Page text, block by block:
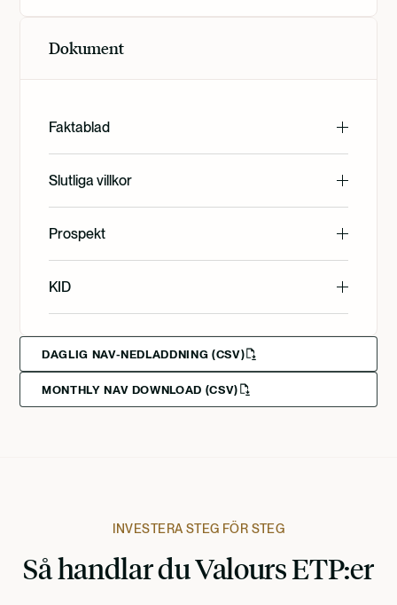
Dokument
Faktablad
English
Svenska
Slutliga villkor
English
Svenska
Prospekt
English
KID
English
Svenska
Suomi
DAGLIG NAV-NEDLADDNING (CSV)
MONTHLY NAV DOWNLOAD (CSV)
INVESTERA STEG FÖR STEG
Så handlar du Valours ETP:er